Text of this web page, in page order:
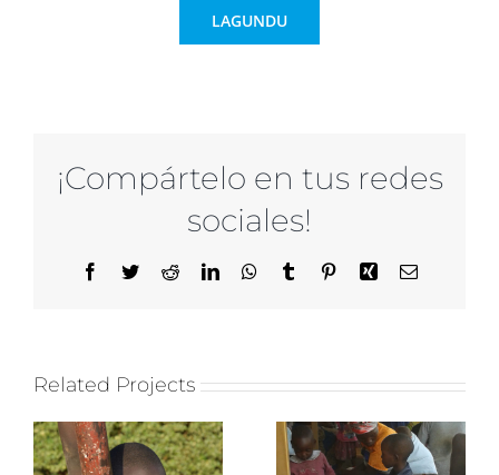
LAGUNDU
¡Compártelo en tus redes
sociales!
Facebook
TwitterRedditLinkedInWhatsApp
Tumblr PinterestXing Email
Related Projects